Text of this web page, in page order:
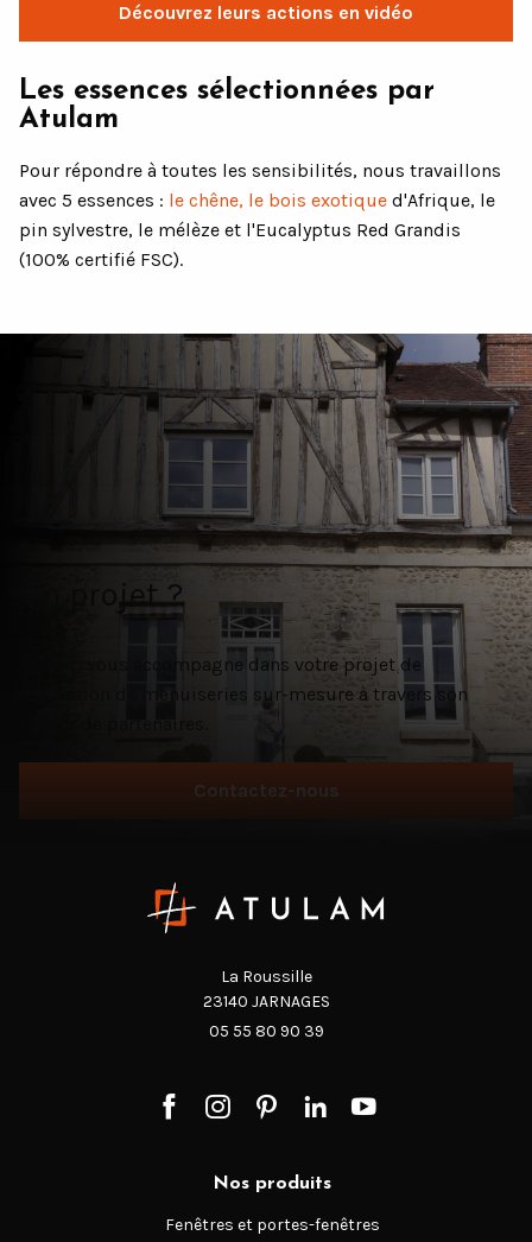
Découvrez leurs actions en vidéo
Les essences sélectionnées par
Atulam
Pour répondre à toutes les sensibilités, nous travaillons
avec 5 essences : le chêne, le bois exotique d'Afrique, le
pin sylvestre, le mélèze et l'Eucalyptus Red Grandis
(100% certifié FSC).
Un projet ?
Atulam vous accompagne dans votre projet de
rénovation de menuiseries sur-mesure à travers son
Contactez-nous
La Roussille
23140 JARNAGES
05 55 80 90 39
Nos produits
Fenêtres et portes-fenêtres